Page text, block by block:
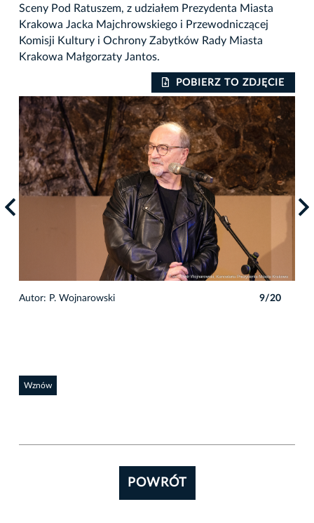
Sceny Pod Ratuszem, z udziałem Prezydenta Miasta
Krakowa Jacka Majchrowskiego i Przewodniczącej
Komisji Kultury i Ochrony Zabytków Rady Miasta
Krakowa Małgorzaty Jantos.
POBIERZ TO ZDJĘCIE
Autor: P. Wojnarowski 9/20
Wznów
POWRÓT